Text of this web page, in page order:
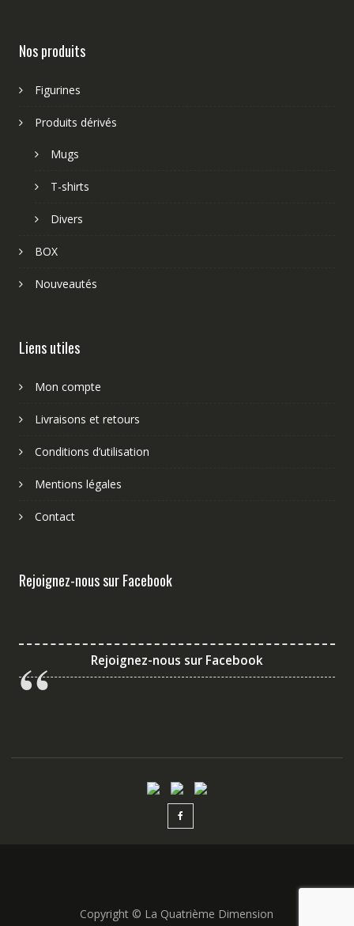
Nos produits
Figurines
Produits dérivés
Mugs
T-shirts
Divers
BOX
Nouveautés
Liens utiles
Mon compte
Livraisons et retours
Conditions d’utilisation
Mentions légales
Contact
Rejoignez-nous sur Facebook
Rejoignez-nous sur Facebook
Copyright © La Quatrième Dimension